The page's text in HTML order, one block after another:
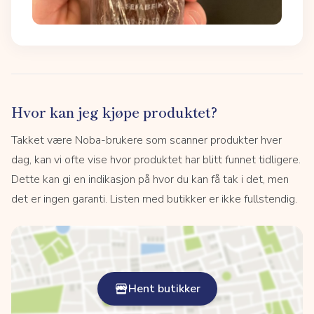
Hvor kan jeg kjøpe produktet?
Takket være Noba-brukere som scanner produkter hver
dag, kan vi ofte vise hvor produktet har blitt funnet tidligere.
Dette kan gi en indikasjon på hvor du kan få tak i det, men
det er ingen garanti. Listen med butikker er ikke fullstendig.
Hent butikker